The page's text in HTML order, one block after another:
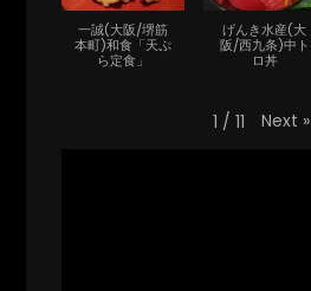
一誠(大阪/堺筋
本町)和食「天ぷ
ら定食」
げんき水産(大
阪/西九条)中ト
ロ丼
1 / 11 Next »